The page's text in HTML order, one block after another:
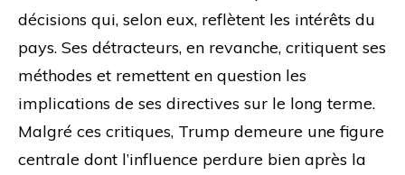
décisions qui, selon eux, reflètent les intérêts du
pays. Ses détracteurs, en revanche, critiquent ses
méthodes et remettent en question les
implications de ses directives sur le long terme.
Malgré ces critiques, Trump demeure une figure
centrale dont l’influence perdure bien après la